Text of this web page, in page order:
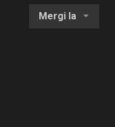
Mergi la